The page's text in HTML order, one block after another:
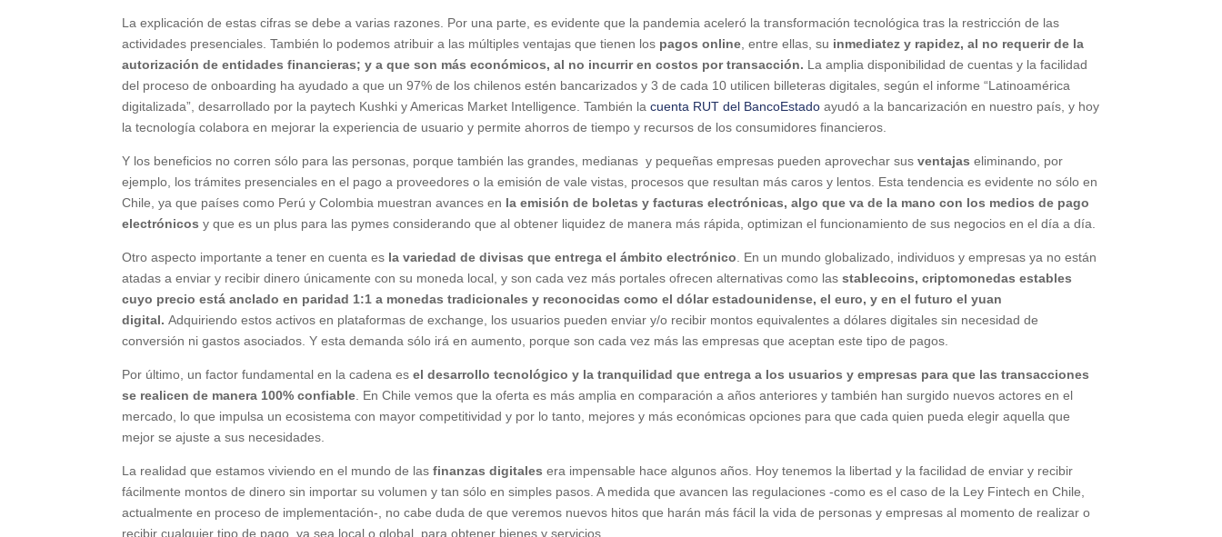
La explicación de estas cifras se debe a varias razones. Por una parte, es evidente que la pandemia aceleró la transformación tecnológica tras la restricción de las
actividades presenciales. También lo podemos atribuir a las múltiples ventajas que tienen los pagos online , entre ellas, su inmediatez y rapidez, al no requerir de la
autorización de entidades financieras; y a que son más económicos, al no incurrir en costos por transacción. La amplia disponibilidad de cuentas y la facilidad
del proceso de onboarding ha ayudado a que un 97% de los chilenos estén bancarizados y 3 de cada 10 utilicen billeteras digitales, según el informe “Latinoamérica
digitalizada”, desarrollado por la paytech Kushki y Americas Market Intelligence. También lacuenta RUT del BancoEstado ayudó a la bancarización en nuestro país, y hoy
la tecnología colabora en mejorar la experiencia de usuario y permite ahorros de tiempo y recursos de los consumidores financieros.
Y los beneficios no corren sólo para las personas, porque también las grandes, medianas y pequeñas empresas pueden aprovechar susventajas eliminando, por
ejemplo, los trámites presenciales en el pago a proveedores o la emisión de vale vistas, procesos que resultan más caros y lentos. Esta tendencia es evidente no sólo en
Chile, ya que países como Perú y Colombia muestran avances en la emisión de boletas y facturas electrónicas, algo que va de la mano con los medios de pago
electrónicos y que es un plus para las pymes considerando que al obtener liquidez de manera más rápida, optimizan el funcionamiento de sus negocios en el día a día.
Otro aspecto importante a tener en cuenta es la variedad de divisas que entrega el ámbito electrónico . En un mundo globalizado, individuos y empresas ya no están
atadas a enviar y recibir dinero únicamente con su moneda local, y son cada vez más portales ofrecen alternativas como lasstablecoins, criptomonedas estables
cuyo precio está anclado en paridad 1:1 a monedas tradicionales y reconocidas como el dólar estadounidense, el euro, y en el futuro el yuan
digital.Adquiriendo estos activos en plataformas de exchange, los usuarios pueden enviar y/o recibir montos equivalentes a dólares digitales sin necesidad de
conversión ni gastos asociados. Y esta demanda sólo irá en aumento, porque son cada vez más las empresas que aceptan este tipo de pagos.
Por último, un factor fundamental en la cadena esel desarrollo tecnológico y la tranquilidad que entrega a los usuarios y empresas para que las transacciones
se realicen de manera 100% confiable . En Chile vemos que la oferta es más amplia en comparación a años anteriores y también han surgido nuevos actores en el
mercado, lo que impulsa un ecosistema con mayor competitividad y por lo tanto, mejores y más económicas opciones para que cada quien pueda elegir aquella que
mejor se ajuste a sus necesidades.
La realidad que estamos viviendo en el mundo de las finanzas digitales era impensable hace algunos años. Hoy tenemos la libertad y la facilidad de enviar y recibir
fácilmente montos de dinero sin importar su volumen y tan sólo en simples pasos. A medida que avancen las regulaciones -como es el caso de la Ley Fintech en Chile,
actualmente en proceso de implementación-, no cabe duda de que veremos nuevos hitos que harán más fácil la vida de personas y empresas al momento de realizar o
recibir cualquier tipo de pago, ya sea local o global, para obtener bienes y servicios.